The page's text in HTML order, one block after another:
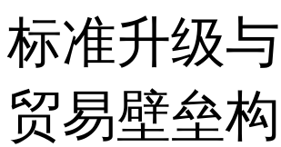
标准升级
贸易壁垒